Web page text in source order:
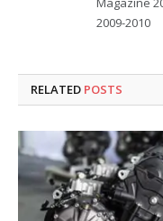
2009-2010
RELATED POSTS